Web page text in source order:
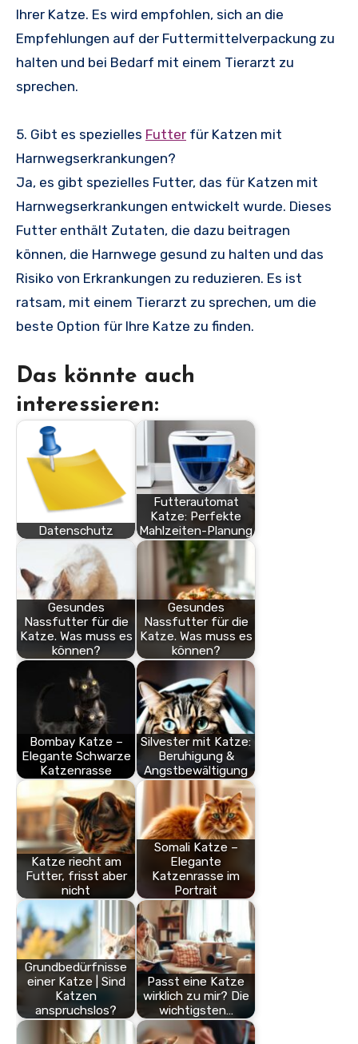
Ihrer Katze. Es wird empfohlen, sich an die
Empfehlungen auf der Futtermittelverpackung zu
halten und bei Bedarf mit einem Tierarzt zu
sprechen.
5. Gibt es spezielles Futter für Katzen mit
Harnwegserkrankungen?
Ja, es gibt spezielles Futter, das für Katzen mit
Harnwegserkrankungen entwickelt wurde. Dieses
Futter enthält Zutaten, die dazu beitragen
können, die Harnwege gesund zu halten und das
Risiko von Erkrankungen zu reduzieren. Es ist
ratsam, mit einem Tierarzt zu sprechen, um die
beste Option für Ihre Katze zu finden.
Das könnte auch
interessieren:
Datenschutz
Futterautomat
Katze: Perfekte
Mahlzeiten-Planung
Gesundes
Nassfutter für die
Katze. Was muss es
können?
Gesundes
Nassfutter für die
Katze. Was muss es
können?
Bombay Katze –
Elegante Schwarze
Katzenrasse
Silvester mit Katze:
Beruhigung &
Angstbewältigung
Katze riecht am
Futter, frisst aber
nicht
Somali Katze –
Elegante
Katzenrasse im
Portrait
Grundbedürfnisse
einer Katze | Sind
Katzen
anspruchslos?
Passt eine Katze
wirklich zu mir? Die
wichtigsten…